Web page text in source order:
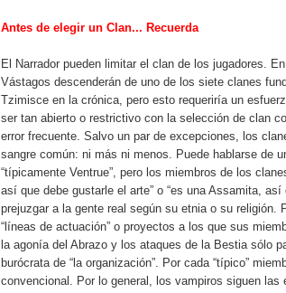
Antes de elegir un Clan... Recuerda
El Narrador pueden limitar el clan de los jugadores.
Vástagos descenderán de uno de los siete clanes
Tzimisce en la crónica, pero esto requeriría un
ser tan abierto o restrictivo con la selección de clan
error frecuente. Salvo un par de excepciones, los
sangre común: ni más ni menos. Puede hablarse de
“típicamente Ventrue”, pero los miembros de los
así que debe gustarle el arte” o “es una Assamita,
prejuzgar a la gente real según su etnia o su
“líneas de actuación” o proyectos a los que sus
la agonía del Abrazo y los ataques de la Bestia sólo
burócrata de “la organización”. Por cada “típico”
convencional. Por lo general, los vampiros siguen